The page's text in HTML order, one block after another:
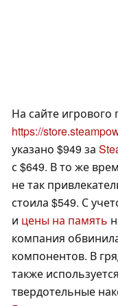
На сайте игрового
https://
указано $949 за
с $649. В то же
не так
стоила $549. С
и цены на память
компания
компонентов. В
также
твердотельные